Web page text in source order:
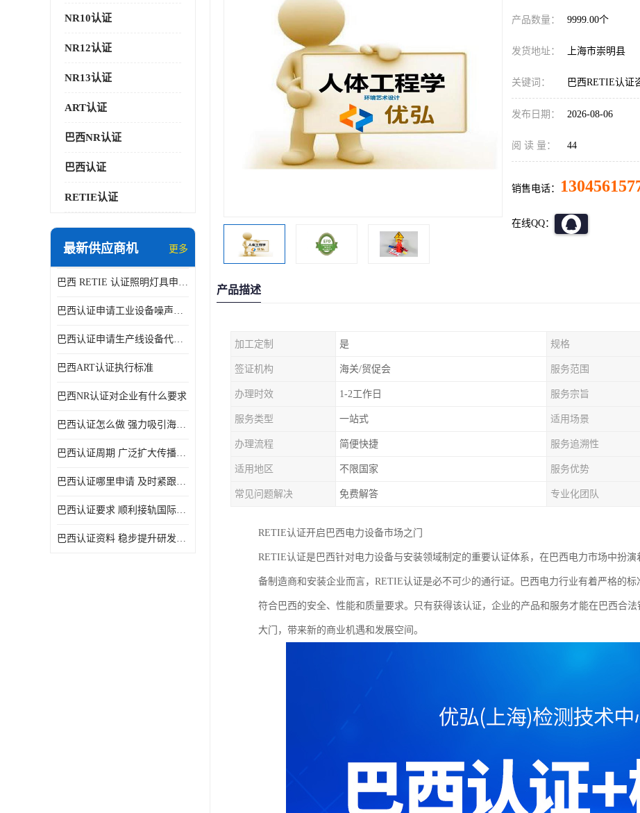
NR10认证
NR12认证
NR13认证
ART认证
巴西NR认证
巴西认证
RETIE认证
最新供应商机 更多
巴西 RETIE 认证照明灯具申请 RETIE 认证
巴西认证申请工业设备噪声控制认证规范
巴西认证申请生产线设备代理机构选择
巴西ART认证执行标准
巴西NR认证对企业有什么要求
巴西认证怎么做 强力吸引海外投资
巴西认证周期 广泛扩大传播范围
巴西认证哪里申请 及时紧跟法规变化
巴西认证要求 顺利接轨国际规范
巴西认证资料 稳步提升研发能力
产品数量： 9999.00个
发货地址： 上海市崇明县
关键词： 巴西RETIE认证
发布日期： 2026-08-06
阅 读 量： 44
销售电话：
在线QQ：
产品描述
加工定制 是 规格
签证机构 海关/贸促会 服务范围
办理时效 1-2工作日 服务宗旨
服务类型 一站式 适用场景
办理流程 简便快捷 服务追溯性
适用地区 不限国家 服务优势
常见问题解决 免费解答 专业化团队
RETIE认证开启巴西电力设备市场之门
RETIE认证是巴西针对电力设备与安装领域制定的重要认证体系，在巴西电力市场中扮
备制造商和安装企业而言，RETIE认证是必不可少的通行证。巴西电力行业有着严格的
符合巴西的安全、性能和质量要求。只有获得该认证，企业的产品和服务才能在巴西合
大门，带来新的商业机遇和发展空间。